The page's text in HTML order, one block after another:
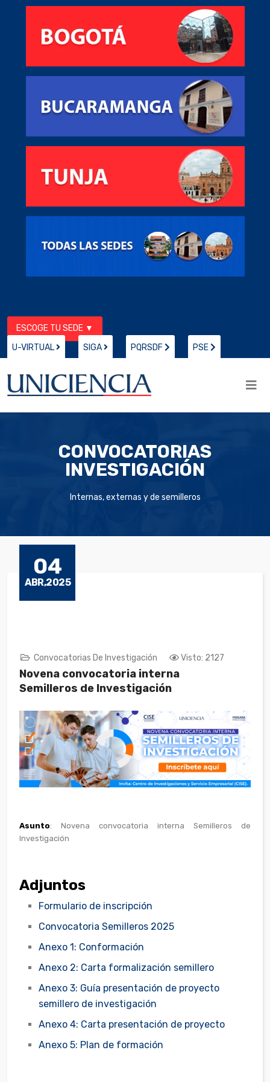
ESCOGE TU SEDE ▼
U-VIRTUAL
SIGA PQRSDF PSE
CONVOCATORIAS
INVESTIGACIÓN
Internas, externas y de semilleros
04
ABR,2025
Convocatorias De Investigación Visto: 2127
Novena convocatoria interna
Semilleros de Investigación
Asunto: Novena convocatoria interna Semilleros de
Investigación
Adjuntos
Formulario de inscripción
Convocatoria Semilleros 2025
Anexo 1: Conformación
Anexo 2: Carta formalización semillero
Anexo 3: Guía presentación de proyecto
semillero de investigación
Anexo 4: Carta presentación de proyecto
Anexo 5: Plan de formación